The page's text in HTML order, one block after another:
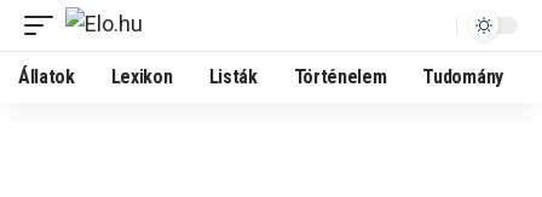
Állatok Lexikon Listák Történelem Tudomány